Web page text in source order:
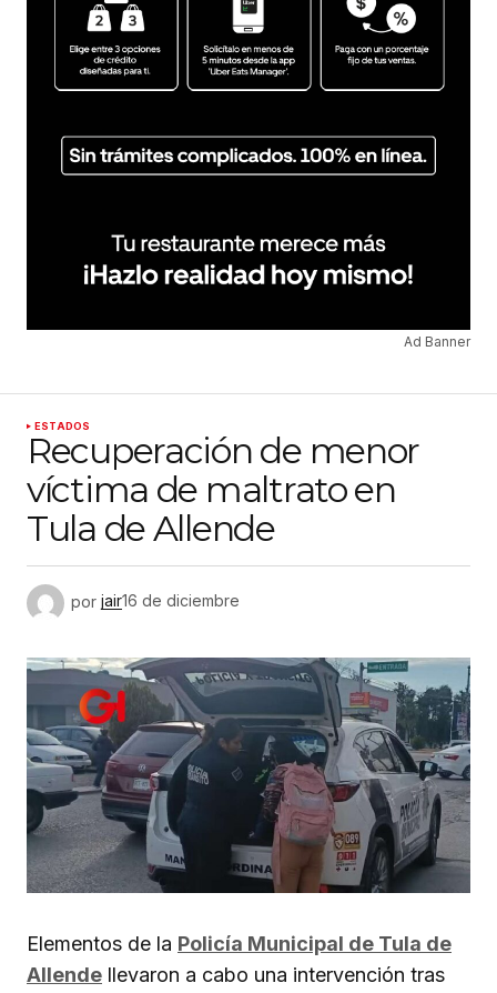
Ad Banner
ESTADOS
Recuperación de menor
víctima de maltrato en
Tula de Allende
por jair16 de diciembre
Elementos de la Policía Municipal de Tula de
Allende llevaron a cabo una intervención tras